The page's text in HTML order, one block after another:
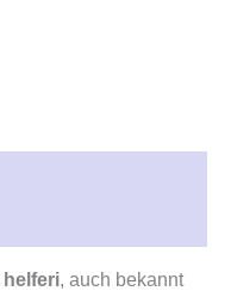
helferi, auch bekannt